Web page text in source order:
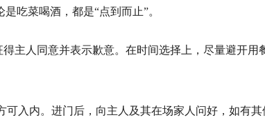
吃菜喝酒，都是“点到而止”。
主人同意并表示歉意。在时间选择上，尽量避开用
入内。进门后，向主人及其在场家人问好，如有其